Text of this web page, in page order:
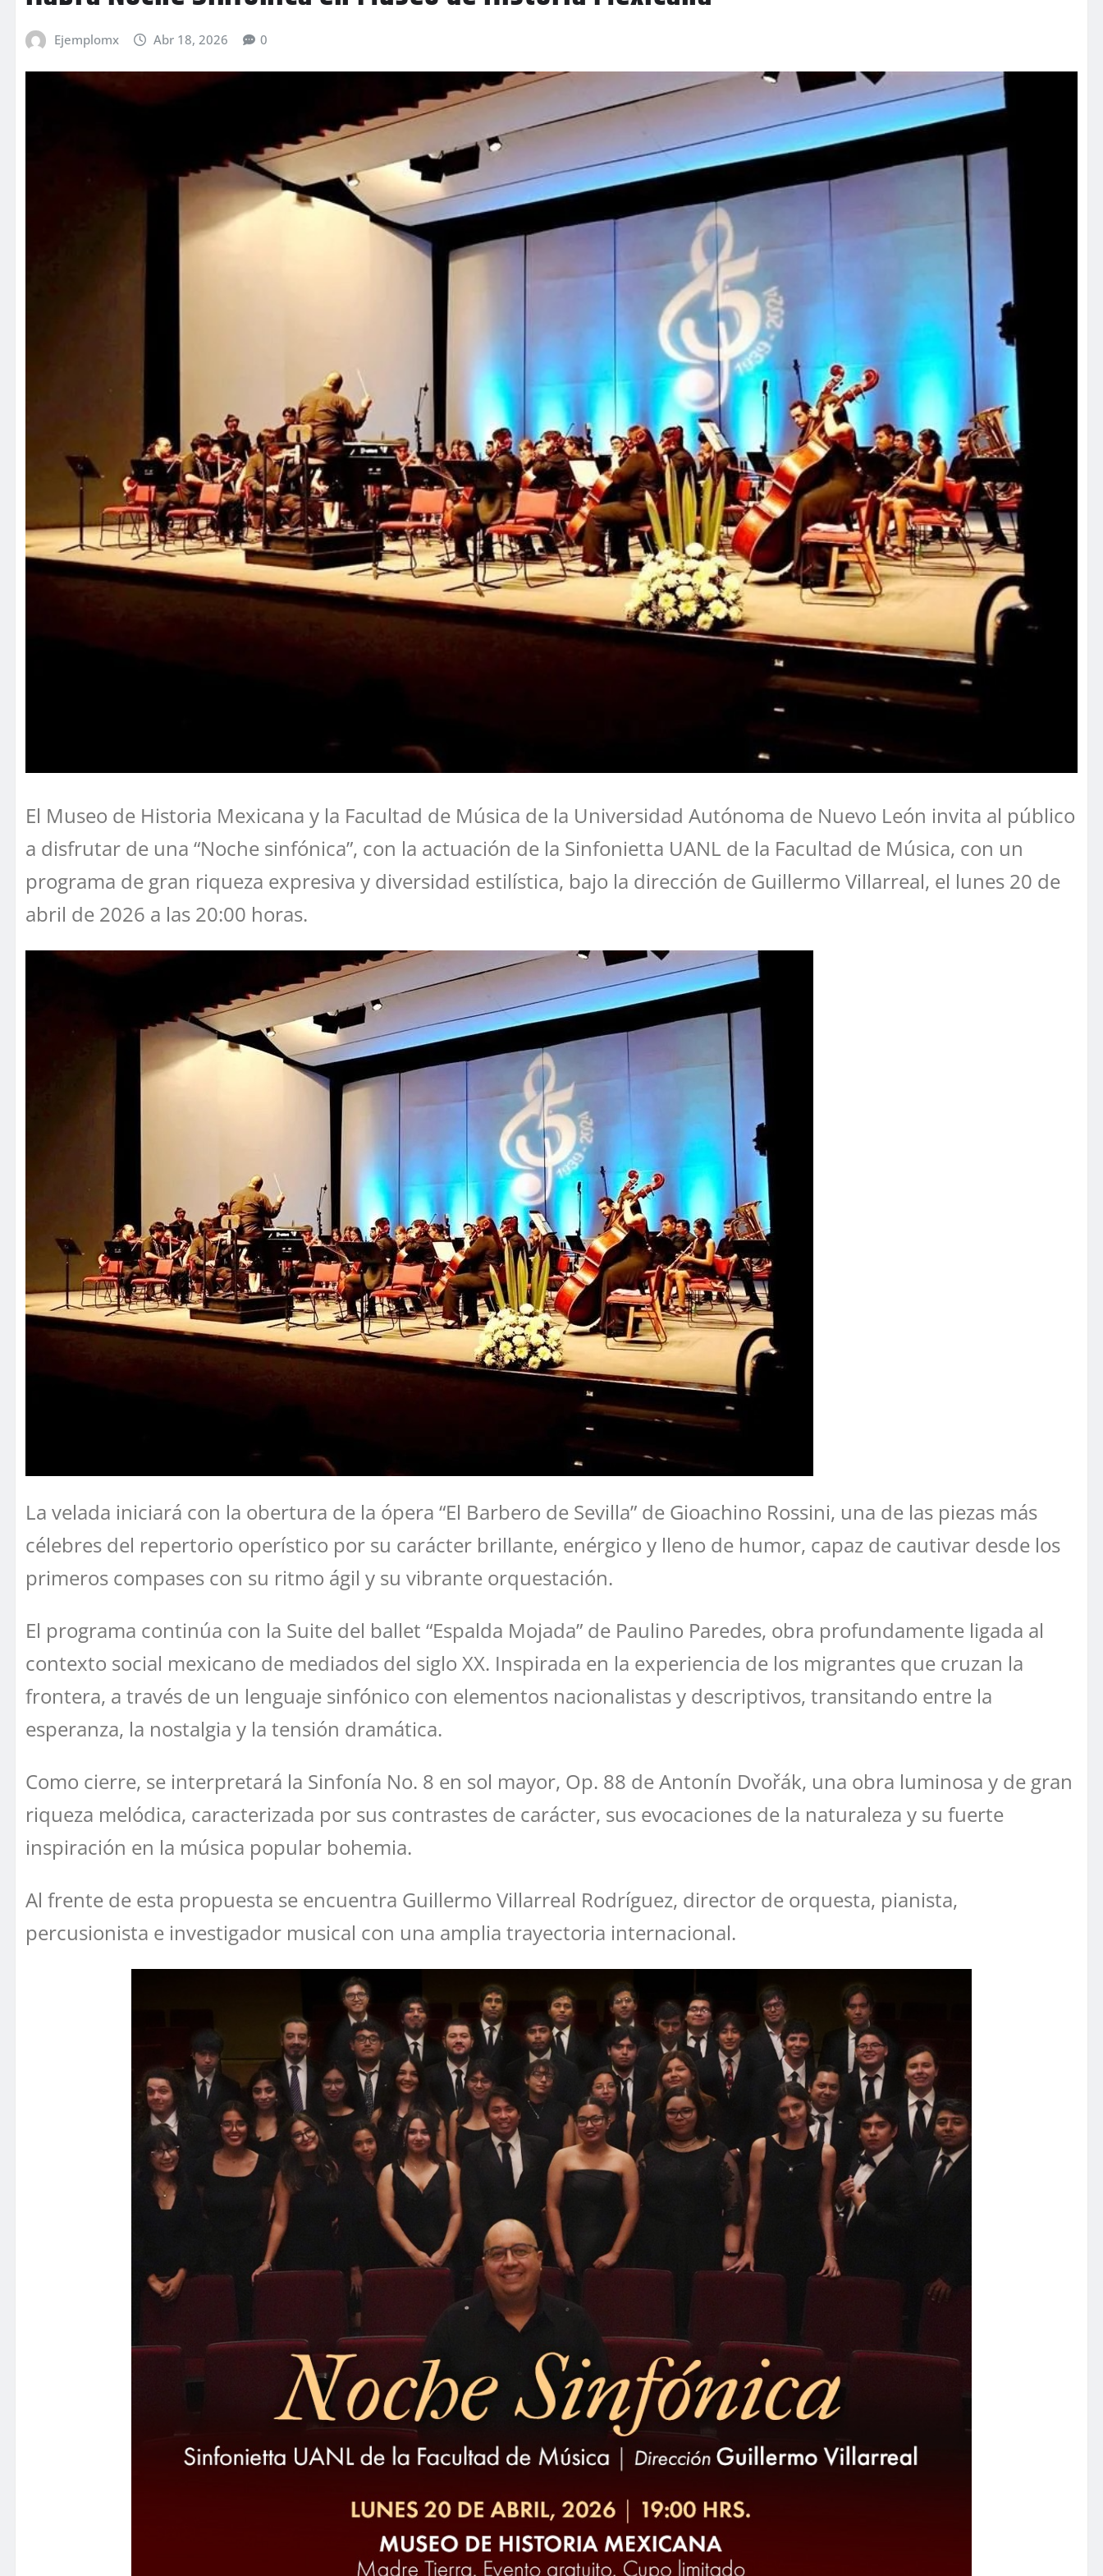
Ejemplomx Abr 18, 2026 0
El Museo de Historia Mexicana y la Facultad de Música de la Universidad Autónoma de Nuevo León invita al público
a disfrutar de una “Noche sinfónica”, con la actuación de la Sinfonietta UANL de la Facultad de Música, con un
programa de gran riqueza expresiva y diversidad estilística, bajo la dirección de Guillermo Villarreal, el lunes 20 de
abril de 2026 a las 20:00 horas.
La velada iniciará con la obertura de la ópera “El Barbero de Sevilla” de Gioachino Rossini, una de las piezas más
célebres del repertorio operístico por su carácter brillante, enérgico y lleno de humor, capaz de cautivar desde los
primeros compases con su ritmo ágil y su vibrante orquestación.
El programa continúa con la Suite del ballet “Espalda Mojada” de Paulino Paredes, obra profundamente ligada al
contexto social mexicano de mediados del siglo XX. Inspirada en la experiencia de los migrantes que cruzan la
frontera, a través de un lenguaje sinfónico con elementos nacionalistas y descriptivos, transitando entre la
esperanza, la nostalgia y la tensión dramática.
Como cierre, se interpretará la Sinfonía No. 8 en sol mayor, Op. 88 de Antonín Dvořák, una obra luminosa y de gran
riqueza melódica, caracterizada por sus contrastes de carácter, sus evocaciones de la naturaleza y su fuerte
inspiración en la música popular bohemia.
Al frente de esta propuesta se encuentra Guillermo Villarreal Rodríguez, director de orquesta, pianista,
percusionista e investigador musical con una amplia trayectoria internacional.